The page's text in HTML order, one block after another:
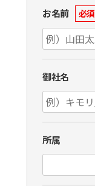
お名前 必須
御社名
所属